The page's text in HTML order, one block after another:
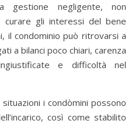
gestione negligente, non
gli interessi del bene
il condominio può ritrovarsi a
a bilanci poco chiari, carenza
e difficoltà nel
i condòmini possono
così come stabilito